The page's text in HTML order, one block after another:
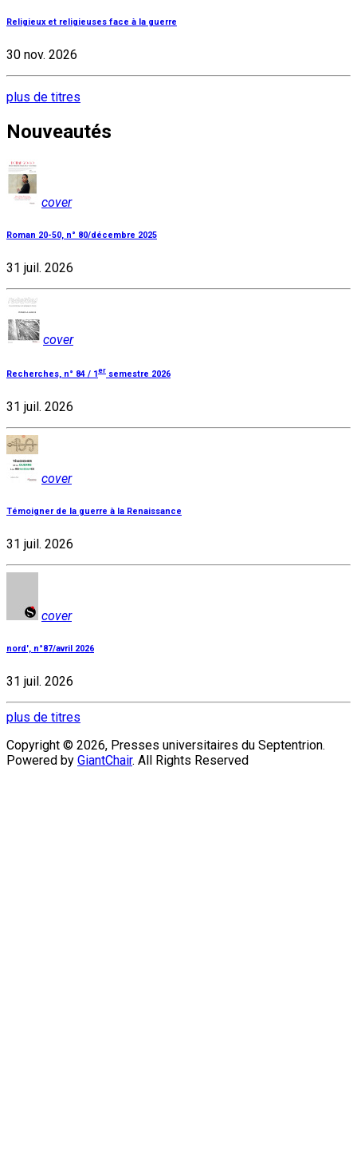
Religieux et religieuses face à la guerre
30 nov. 2026
plus de titres
Nouveautés
cover
Roman 20-50, n° 80/décembre 2025
31 juil. 2026
cover
Recherches, n° 84 / 1 er semestre 2026
31 juil. 2026
cover
Témoigner de la guerre à la Renaissance
31 juil. 2026
cover
nord', n°87/avril 2026
31 juil. 2026
plus de titres
Copyright © 2026, Presses universitaires du Septentrion.
Powered by GiantChair. All Rights Reserved